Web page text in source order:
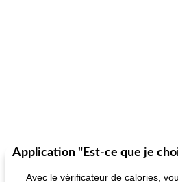
Application "Est-ce que je
Avec le vérificateur de calories,